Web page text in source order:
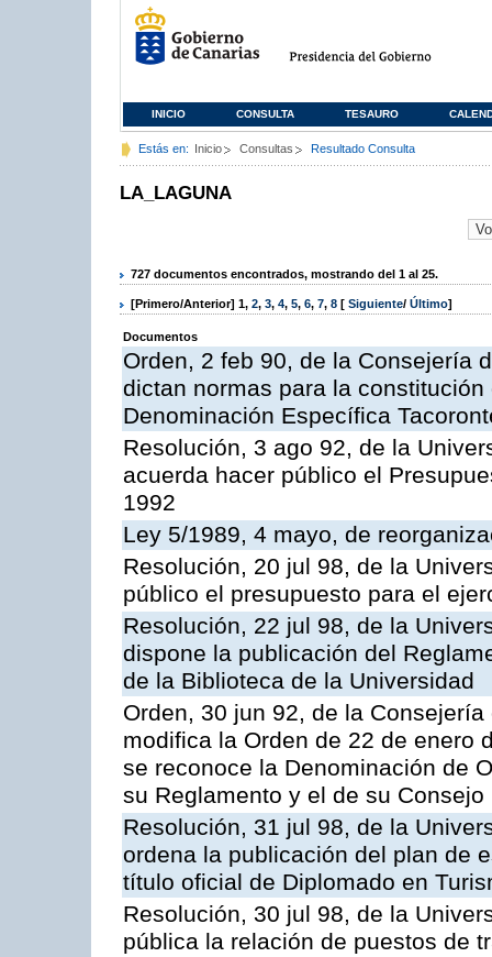
INICIO CONSULTA TESAURO
Estás en: Inicio Consultas Resultado Consulta
LA_LAGUNA
727 documentos encontrados, mostrando del 1 al 25.
[Primero/Anterior] 1, 2, 3, 4, 5, 6, 7, 8 [ Siguiente/ Último]
Documentos
Orden, 2 feb 90, de la Consejería
dictan normas para la
Denominación Específica
Resolución, 3 ago 92, de la
acuerda hacer público el
1992
Ley 5/1989, 4 mayo, de
Resolución, 20 jul 98, de la
público el presupuesto para el
Resolución, 22 jul 98, de la
dispone la publicación del
de la Biblioteca de la Universidad
Orden, 30 jun 92, de la
modifica la Orden de 22 de enero
se reconoce la Denominación de
su Reglamento y el de su Consejo
Resolución, 31 jul 98, de la
ordena la publicación del plan de
título oficial de Diplomado en
Resolución, 30 jul 98, de la
pública la relación de puestos de